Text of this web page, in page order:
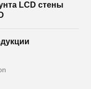
LCD стены